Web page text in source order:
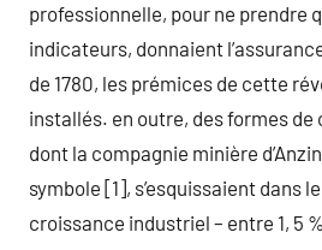
professionnelle, pour ne prendre
indicateurs, donnaient
de 1780, les prémices de cette
installés. en outre, des formes
dont la compagnie minière
symbole [1], s’esquissaient dans
croissance industriel – entre 1, 5